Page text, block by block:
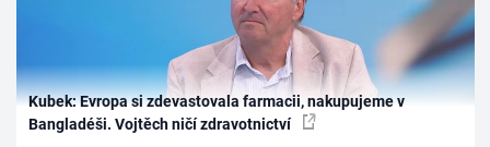
Kubek: Evropa si zdevastovala farmacii, nakupujeme v
Bangladéši. Vojtěch ničí zdravotnictví